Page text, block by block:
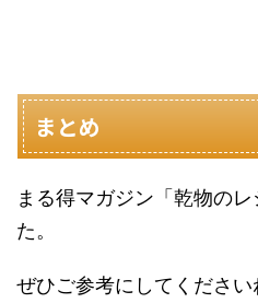
まとめ
まる得マガジン「乾物の
た。
ぜひご参考にしてください